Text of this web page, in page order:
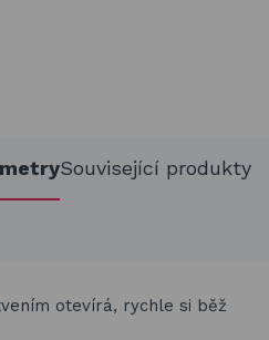
Související produkty
otevírá, rychle si běž